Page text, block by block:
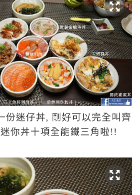
份迷仔丼, 剛好可以完全叫齊
你丼十項全能鐵三角啦!!